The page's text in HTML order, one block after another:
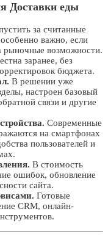
Доставки еды
за считанные
важно, если
рыночные возможности.
заранее, без
бюджета.
В решении уже
настроен базовый
связи и другие
Современные
на смартфонах
пользователей и
В стоимость
ошибок, обновление
сайта.
Готовые
CRM, онлайн-